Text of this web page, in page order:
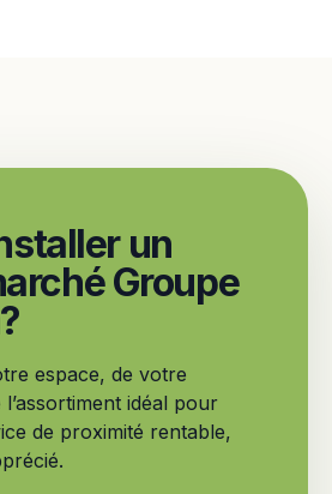
un
Groupe
espace, de votre
idéal pour
de proximité rentable,